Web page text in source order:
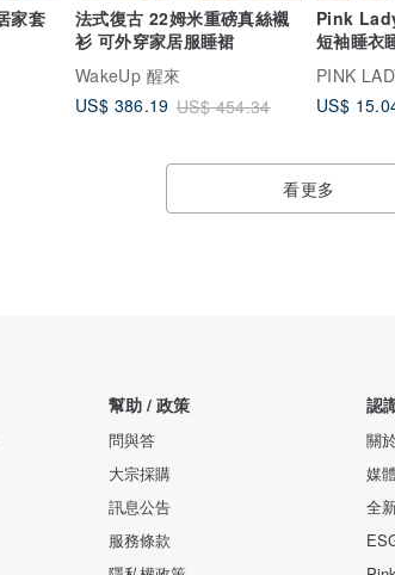
家套
法式復古 22姆米重磅真絲襯
衫 可外穿家居服睡裙
WakeUp 醒來
US$ 386.19 US$ 454.34
Pink
短袖睡衣
PINK
US$
看更多
幫助 / 政策
問與答
大宗採購
訊息公告
服務條款
認
關
媒
全